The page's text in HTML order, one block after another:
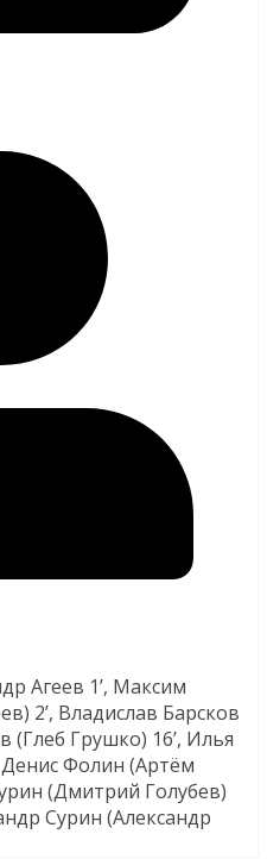
Агеев 1’, Максим
2’, Владислав Барсков
(Глеб Грушко) 16’, Илья
Денис Фолин (Артём
(Дмитрий Голубев)
Сурин (Александр